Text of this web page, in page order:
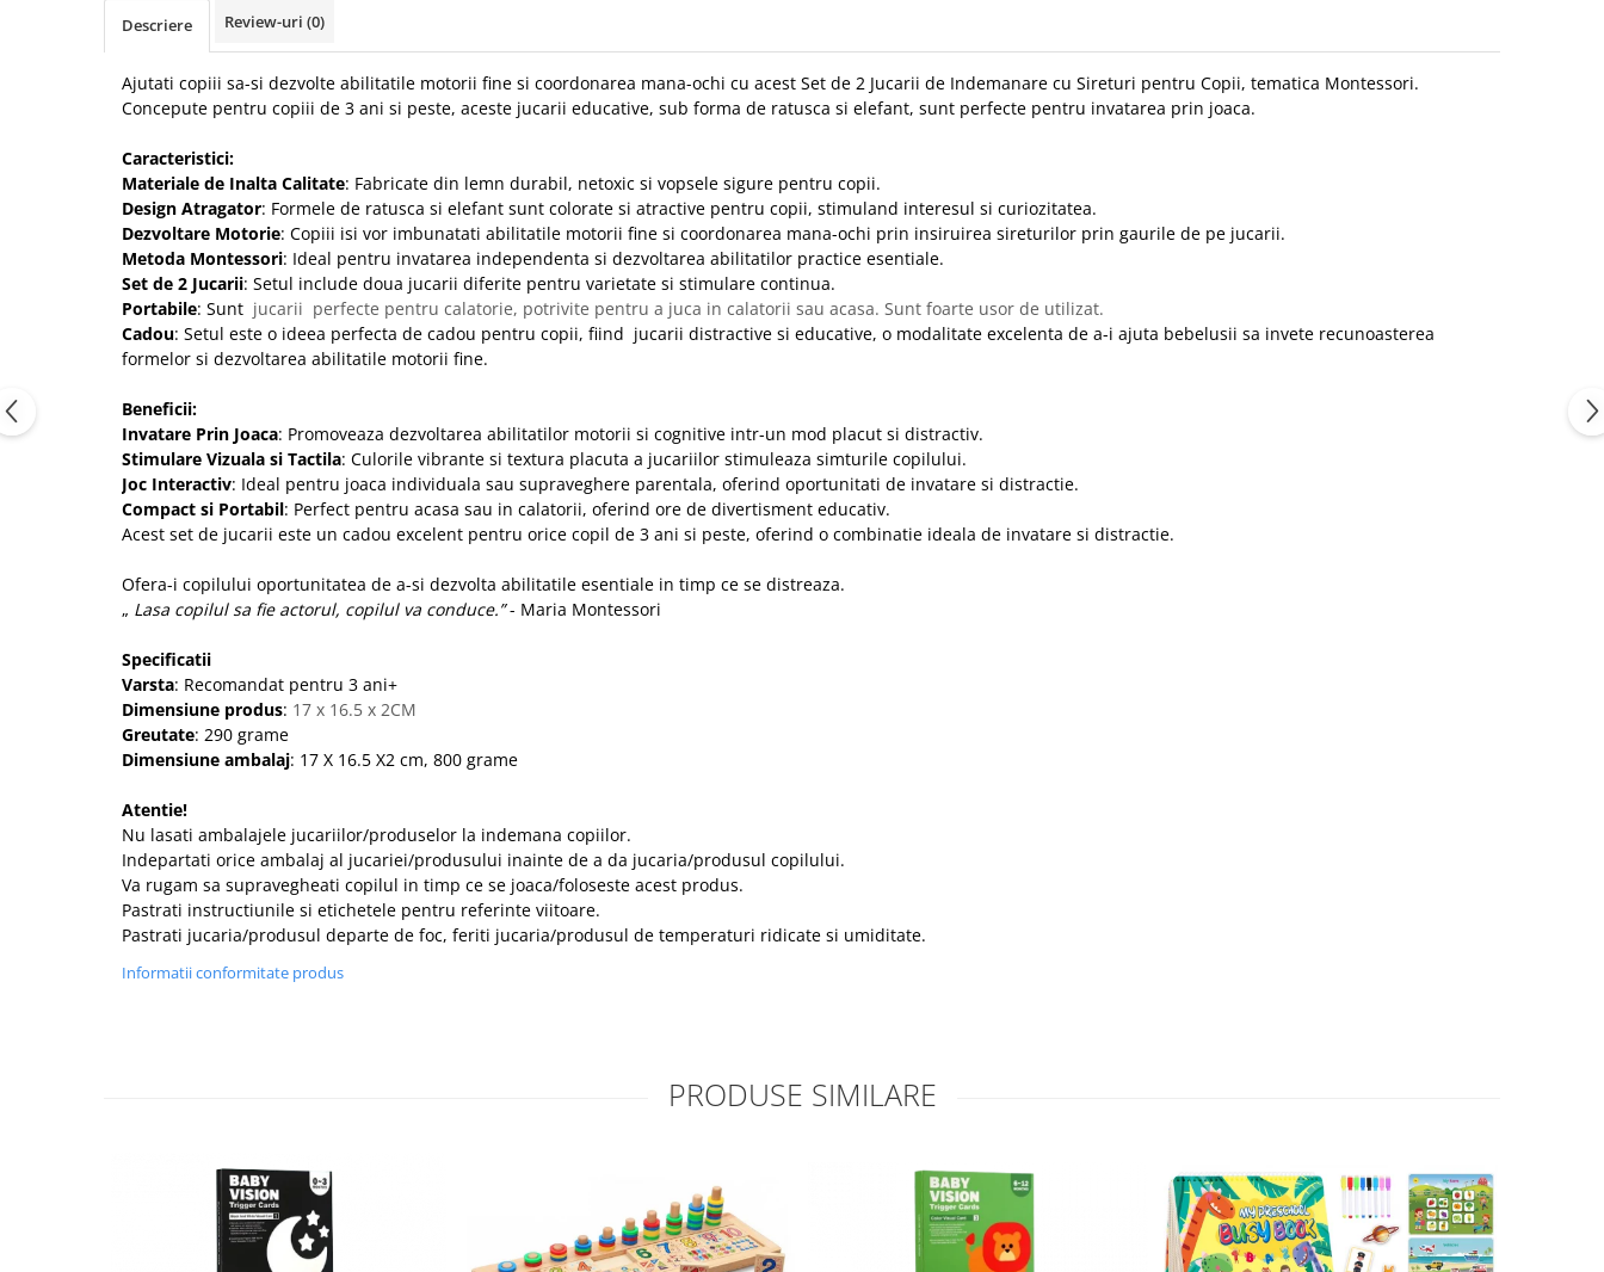
Descriere Review-uri (0)
Ajutati copiii sa-si dezvolte abilitatile motorii fine si coordonarea mana-ochi cu acest Set de 2 Jucarii de Indemanare cu Sireturi pentru Copii, tematica Montessori.
Concepute pentru copiii de 3 ani si peste, aceste jucarii educative, sub forma de ratusca si elefant, sunt perfecte pentru invatarea prin joaca.
Caracteristici:
Materiale de Inalta Calitate: Fabricate din lemn durabil, netoxic si vopsele sigure pentru copii.
Design Atragator: Formele de ratusca si elefant sunt colorate si atractive pentru copii, stimuland interesul si curiozitatea.
Dezvoltare Motorie: Copiii isi vor imbunatati abilitatile motorii fine si coordonarea mana-ochi prin insiruirea sireturilor prin gaurile de pe jucarii.
Metoda Montessori: Ideal pentru invatarea independenta si dezvoltarea abilitatilor practice esentiale.
Set de 2 Jucarii: Setul include doua jucarii diferite pentru varietate si stimulare continua.
Portabile: Sunt jucarii perfecte pentru calatorie, potrivite pentru a juca in calatorii sau acasa. Sunt foarte usor de utilizat.
Cadou: Setul este o ideea perfecta de cadou pentru copii, fiind jucarii distractive si educative, o modalitate excelenta de a-i ajuta bebelusii sa invete recunoasterea
formelor si dezvoltarea abilitatile motorii fine.
Beneficii:
Invatare Prin Joaca: Promoveaza dezvoltarea abilitatilor motorii si cognitive intr-un mod placut si distractiv.
Stimulare Vizuala si Tactila: Culorile vibrante si textura placuta a jucariilor stimuleaza simturile copilului.
Joc Interactiv: Ideal pentru joaca individuala sau supraveghere parentala, oferind oportunitati de invatare si distractie.
Compact si Portabil: Perfect pentru acasa sau in calatorii, oferind ore de divertisment educativ.
Acest set de jucarii este un cadou excelent pentru orice copil de 3 ani si peste, oferind o combinatie ideala de invatare si distractie.
Ofera-i copilului oportunitatea de a-si dezvolta abilitatile esentiale in timp ce se distreaza.
„ Lasa copilul sa fie actorul, copilul va conduce.”- Maria Montessori
Specificatii
Varsta: Recomandat pentru 3 ani+
Dimensiune produs: 17 x 16.5 x 2CM
Greutate: 290 grame
Dimensiune ambalaj: 17 X 16.5 X2 cm, 800 grame
Atentie!
Nu lasati ambalajele jucariilor/produselor la indemana copiilor.
Indepartati orice ambalaj al jucariei/produsului inainte de a da jucaria/produsul copilului.
Va rugam sa supravegheati copilul in timp ce se joaca/foloseste acest produs.
Pastrati instructiunile si etichetele pentru referinte viitoare.
Pastrati jucaria/produsul departe de foc, feriti jucaria/produsul de temperaturi ridicate si umiditate.
Informatii conformitate produs
PRODUSE SIMILARE